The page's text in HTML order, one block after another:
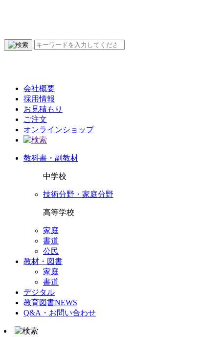
会社概要
採用情報
お見積もり
ご注文
オンラインショップ
教科書・副教材
中学校
技術分野・家庭分野
高等学校
家庭
書道
公民
教材・図書
家庭
書道
デジタル
教育図書NEWS
Q&A・お問い合わせ